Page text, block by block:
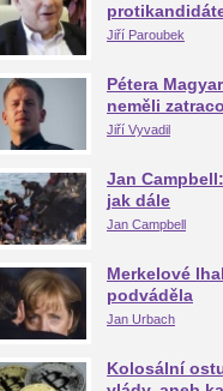
Jiří Paroubek
Pétera
neměli
Jiří Vyvadil
Jan
jak dále
Jan Campbell
Merkelové
podváděla
Jan Urbach
Kolosální